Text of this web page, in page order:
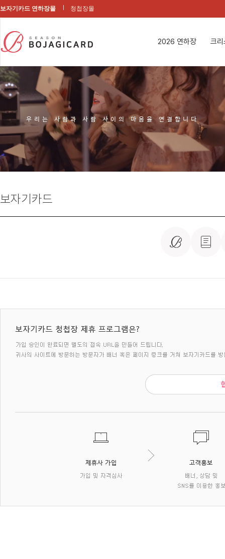
보자기카드 연하장몰 청첩장몰
2026 연하장 크
우리는 사람과 사람 사이의 마음을 연결합니다
보자기카드